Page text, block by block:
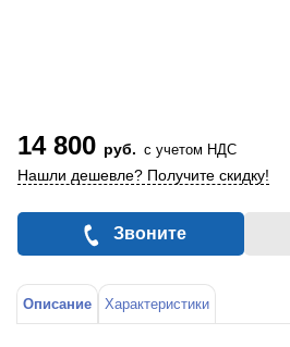
14 800 руб. с учетом НДС
Нашли дешевле? Получите скидку!
Звоните
Описание Характеристики